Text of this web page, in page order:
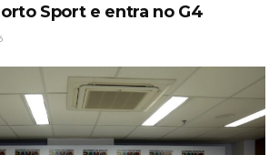
Sport e entra no G4